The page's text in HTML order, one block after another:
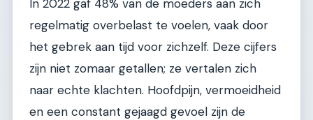
In 2022 gaf 48% van de moeders aan zich
regelmatig overbelast te voelen, vaak door
het gebrek aan tijd voor zichzelf. Deze cijfers
zijn niet zomaar getallen; ze vertalen zich
naar echte klachten. Hoofdpijn, vermoeidheid
en een constant gejaagd gevoel zijn de